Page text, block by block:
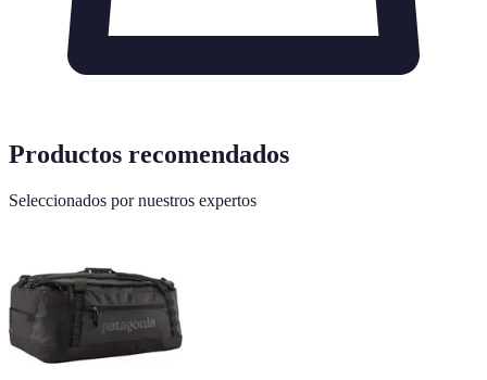
Productos recomendados
Seleccionados por nuestros expertos